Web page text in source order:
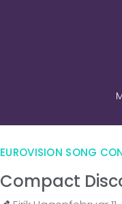
EUROVISION SONG
Compact